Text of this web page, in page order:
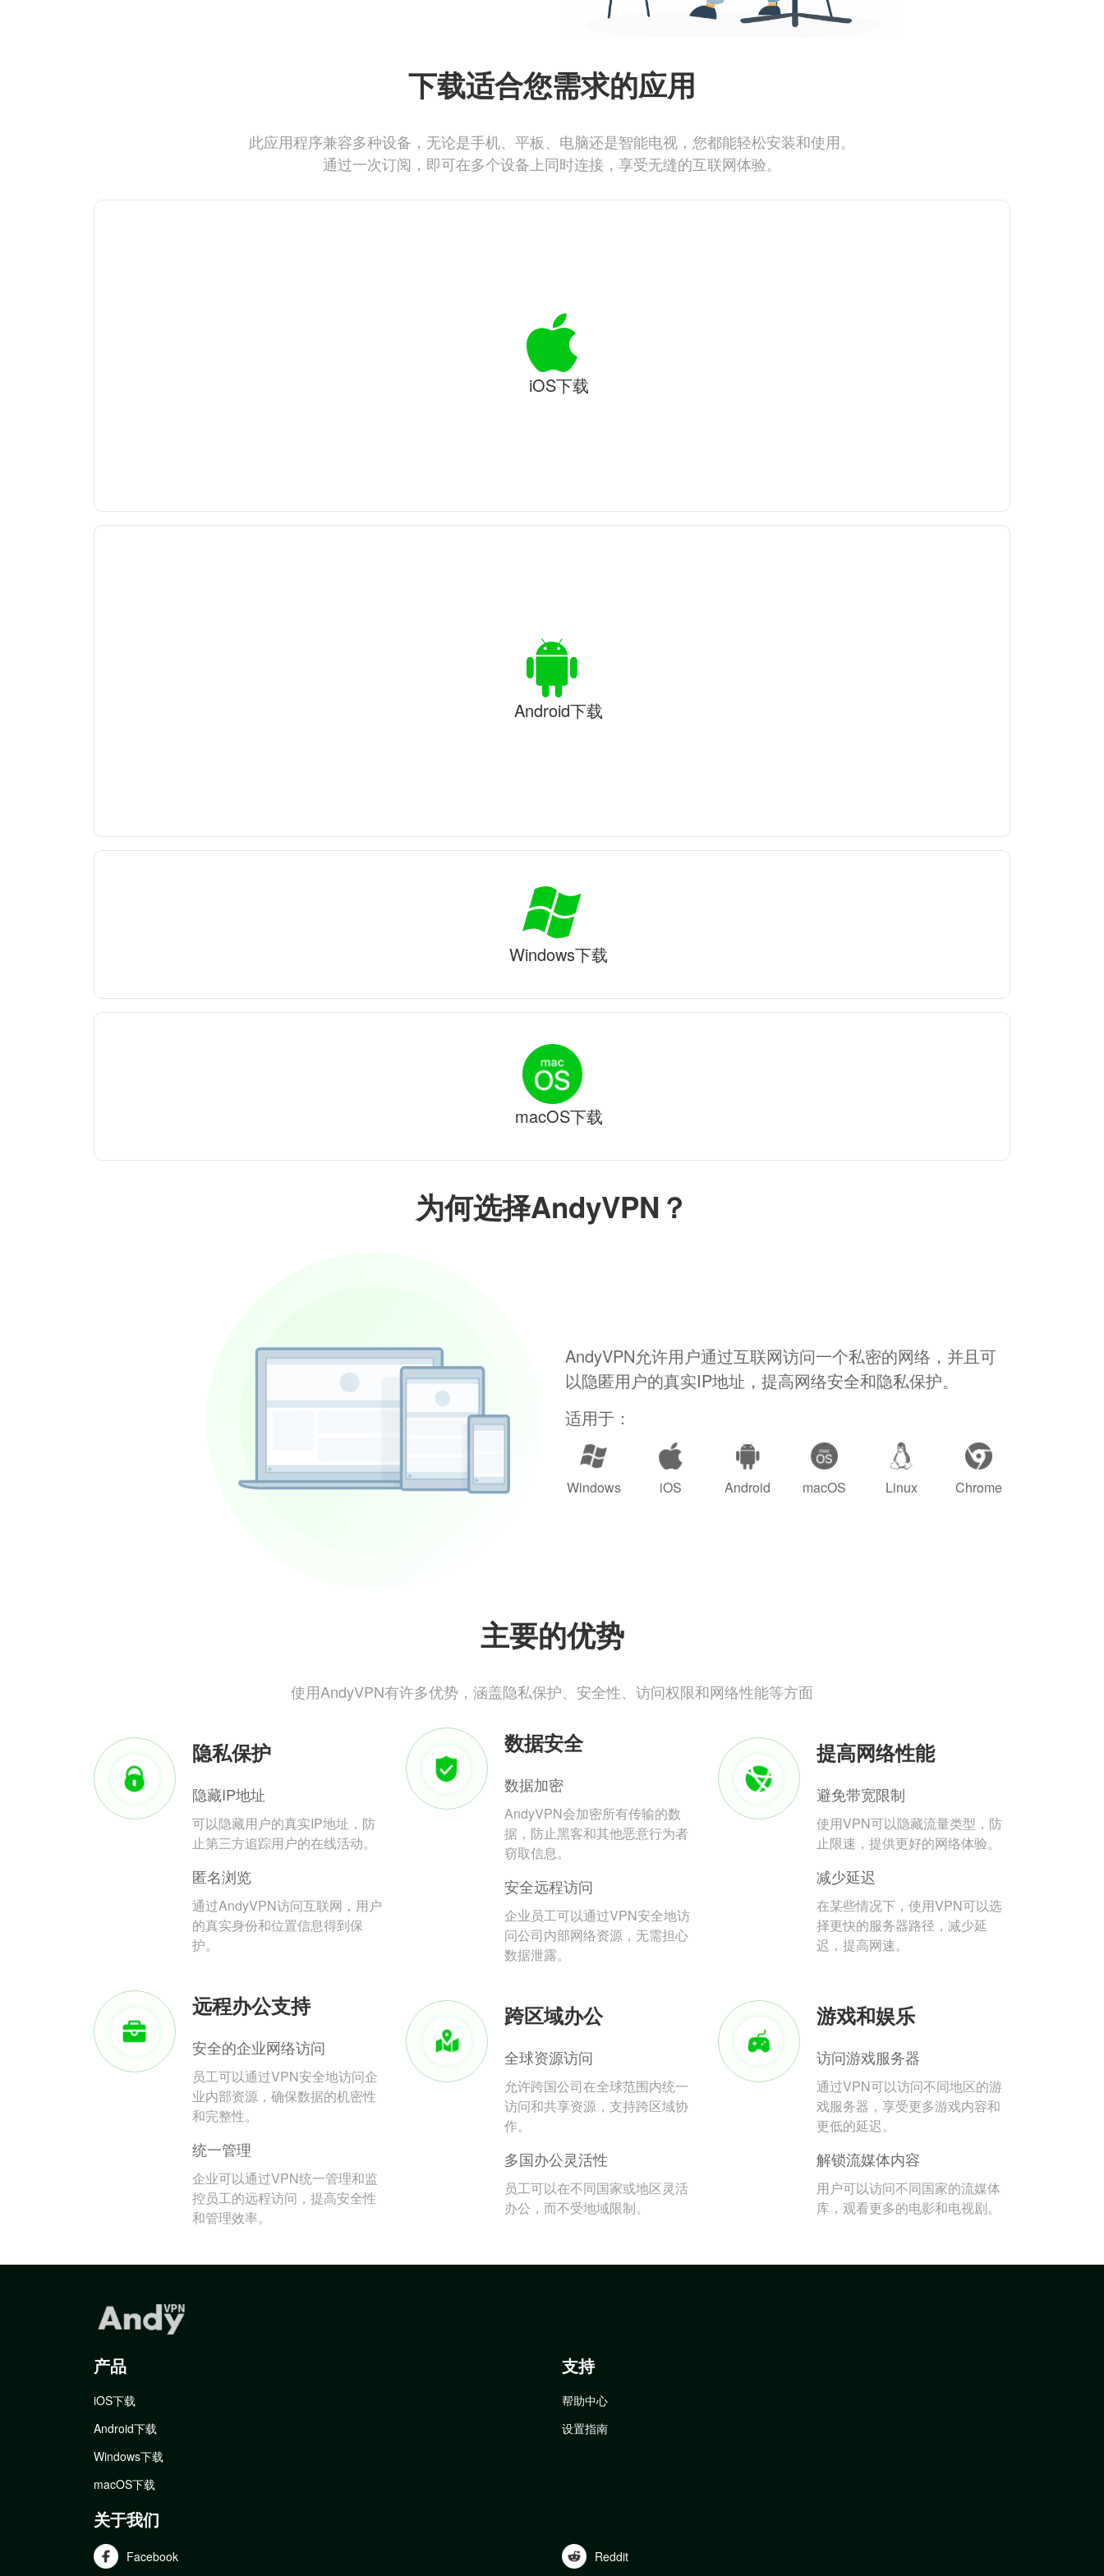
为何选择AndyVPN？
AndyVPN允许用户通过互联网访问一个私密的网络，并且可
以隐匿用户的真实IP地址，提高网络安全和隐私保护。
适用于：
Windows iOS Android macOS Linux Chrome
主要的优势
使用AndyVPN有许多优势，涵盖隐私保护、安全性、访问权限和网络性能等方面
隐私保护
隐藏IP地址
可以隐藏用户的真实IP地址，防
止第三方追踪用户的在线活动。
匿名浏览
通过AndyVPN访问互联网，用户
的真实身份和位置信息得到保
护。
数据安全
数据加密
AndyVPN会加密所有传输的数
据，防止黑客和其他恶意行为者
窃取信息。
安全远程访问
企业员工可以通过VPN安全地访
问公司内部网络资源，无需担心
数据泄露。
提高网络性能
避免带宽限制
使用VPN可以隐藏流量类型，防
止限速，提供更好的网络体验。
减少延迟
在某些情况下，使用VPN可以选
择更快的服务器路径，减少延
迟，提高网速。
远程办公支持
安全的企业网络访问
员工可以通过VPN安全地访问企
业内部资源，确保数据的机密性
和完整性。
统一管理
企业可以通过VPN统一管理和监
控员工的远程访问，提高安全性
和管理效率。
跨区域办公
全球资源访问
允许跨国公司在全球范围内统一
访问和共享资源，支持跨区域协
作。
多国办公灵活性
员工可以在不同国家或地区灵活
办公，而不受地域限制。
游戏和娱乐
访问游戏服务器
通过VPN可以访问不同地区的游
戏服务器，享受更多游戏内容和
更低的延迟。
解锁流媒体内容
用户可以访问不同国家的流媒体
库，观看更多的电影和电视剧。
下载适合您需求的应用
此应用程序兼容多种设备，无论是手机、平板、电脑还是智能电视，您都能轻松安装和使用。
通过一次订阅，即可在多个设备上同时连接，享受无缝的互联网体验。
iOS下载
Android下载
Windows下载
macOS下载
产品
iOS下载
Android下载
Windows下载
macOS下载
支持
帮助中心
设置指南
关于我们
Facebook Reddit